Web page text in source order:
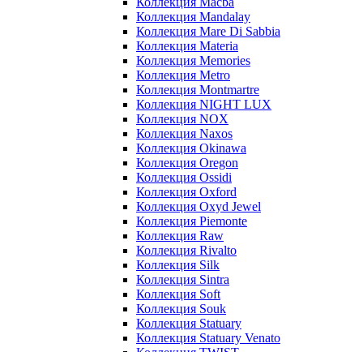
Коллекция Mandalay
Коллекция Mare Di Sabbia
Коллекция Materia
Коллекция Memories
Коллекция Metro
Коллекция Montmartre
Коллекция NIGHT LUX
Коллекция NOX
Коллекция Naxos
Коллекция Okinawa
Коллекция Oregon
Коллекция Ossidi
Коллекция Oxford
Коллекция Oxyd Jewel
Коллекция Piemonte
Коллекция Raw
Коллекция Rivalto
Коллекция Silk
Коллекция Sintra
Коллекция Soft
Коллекция Souk
Коллекция Statuary
Коллекция Statuary Venato